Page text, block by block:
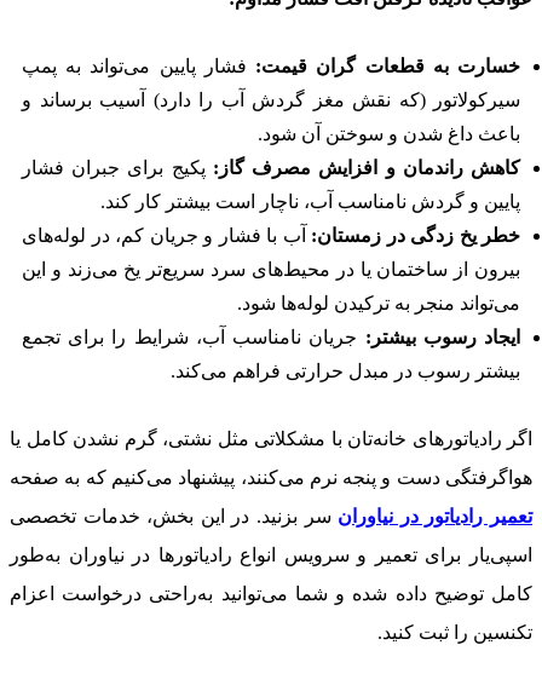
خسارت به قطعات گران قیمت: فشار پایین می‌تواند به پمپ
سیرکولاتور (که نقش مغز گردش آب را دارد) آسیب برساند و
باعث داغ شدن و سوختن آن شود.
کاهش راندمان و افزایش مصرف گاز: پکیج برای جبران فشار
پایین و گردش نامناسب آب، ناچار است بیشتر کار کند.
خطر یخ زدگی در زمستان: آب با فشار و جریان کم، در لوله‌های
بیرون از ساختمان یا در محیط‌های سرد سریع‌تر یخ می‌زند و این
می‌تواند منجر به ترکیدن لوله‌ها شود.
ایجاد رسوب بیشتر: جریان نامناسب آب، شرایط را برای تجمع
بیشتر رسوب در مبدل حرارتی فراهم می‌کند.
اگر رادیاتورهای خانه‌تان با مشکلاتی مثل نشتی، گرم نشدن کامل یا
هواگرفتگی دست و پنجه نرم می‌کنند، پیشنهاد می‌کنیم که به صفحه
تعمیر رادیاتور در نیاوران سر بزنید. در این بخش، خدمات تخصصی
اسپی‌یار برای تعمیر و سرویس انواع رادیاتورها در نیاوران به‌طور
کامل توضیح داده شده و شما می‌توانید به‌راحتی درخواست اعزام
تکنسین را ثبت کنید.